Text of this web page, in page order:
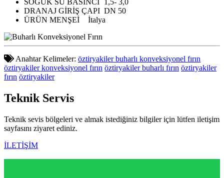
DRANAJ GİRİŞ ÇAPI DN 50
ÜRÜN MENŞEİ
İtalya
Anahtar Kelimeler: öztiryakiler buharlı konveksiyonel fırın
öztiryakiler konveksiyonel fırın öztiryakiler buharlı fırın öztiryakiler
fırın öztiryakiler
Teknik Servis
Teknik sevis bölgeleri ve almak istediğiniz bilgiler için lütfen iletişim
sayfasını ziyaret ediniz.
İLETİŞİM